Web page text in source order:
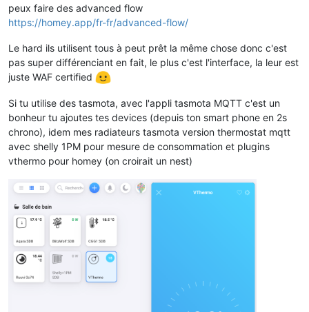
peux faire des advanced flow
https://homey.app/fr-fr/advanced-flow/
Le hard ils utilisent tous à peut prêt la même chose donc c'est
pas super différenciant en fait, le plus c'est l'interface, la leur est
juste WAF certified
Si tu utilise des tasmota, avec l'appli tasmota MQTT c'est un
bonheur tu ajoutes tes devices (depuis ton smart phone en 2s
chrono), idem mes radiateurs tasmota version thermostat mqtt
avec shelly 1PM pour mesure de consommation et plugins
vthermo pour homey (on croirait un nest)